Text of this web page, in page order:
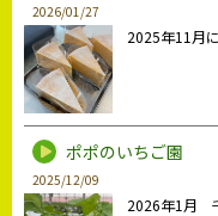
2026/01/27
2025年11月
ポポのいちご園
2025/12/09
2026年1月